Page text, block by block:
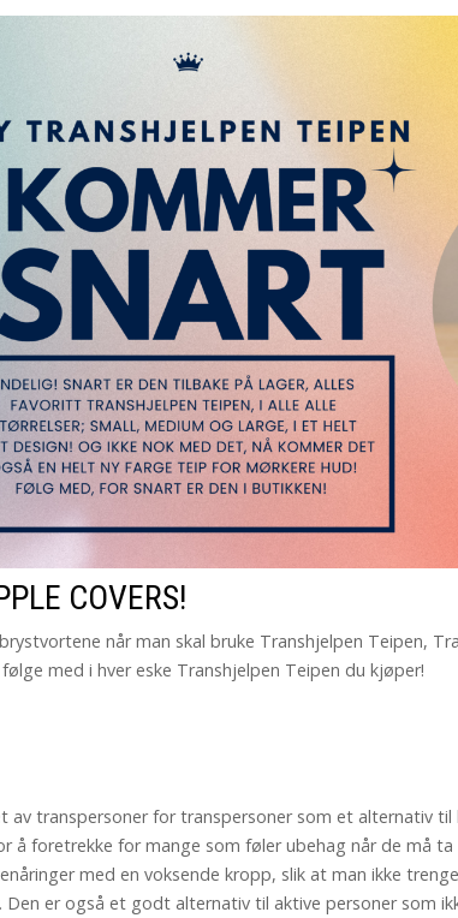
COVERS!
når man skal bruke Transhjelpen Teipen,
med i hver eske Transhjelpen Teipen du kjøper!
av transpersoner for transpersoner som et alternativ
å foretrekke for mange som føler ubehag når de må
med en voksende kropp, slik at man ikke
er også et godt alternativ til aktive personer som